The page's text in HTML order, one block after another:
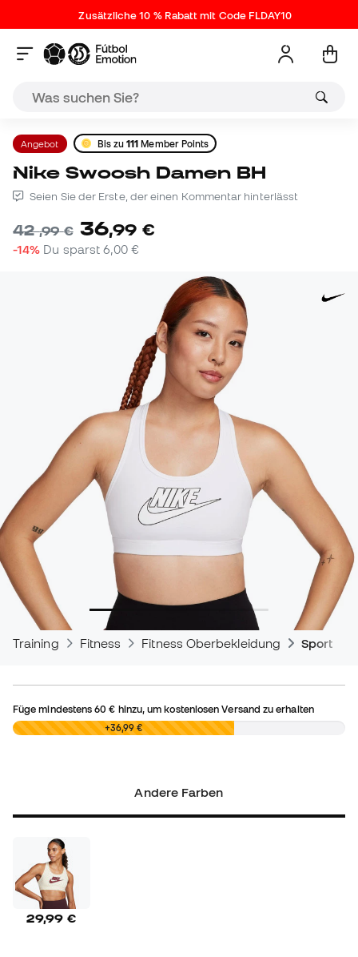
Zusätzliche 10 % Rabatt mit Code FLDAY10
Angebot Bis zu111 Member Points
Nike Swoosh Damen BH
Seien Sie der Erste, der einen Kommentar hinterlässt
42,99 € 36,99 €
-14% Du sparst6,00 €
Training Fitness Fitness Oberbekleidung Sport-
Füge mindestens60 € hinzu, um kostenlosen Versand zu erhalten
0,00 € +36,99 €
Andere Farben
29,99 €